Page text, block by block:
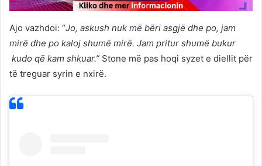
Ajo vazhdoi: “Jo, askush nuk më bëri asgjë dhe po, jam
mirë dhe po kaloj shumë mirë. Jam pritur shumë bukur
kudo që kam shkuar.” Stone më pas hoqi syzet e diellit për
të treguar syrin e nxirë.